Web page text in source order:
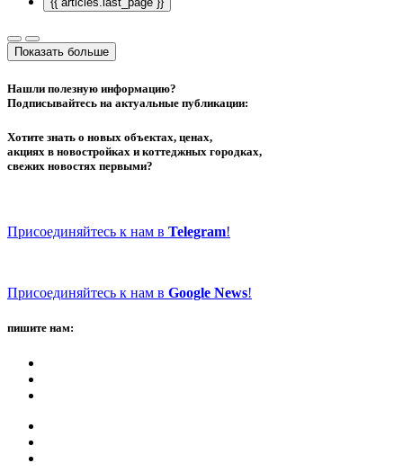
Показать больше
Нашли полезную информацию?
Подписывайтесь на актуальные публикации:
Хотите знать о новых объектах, ценах,
акциях в новостройках и коттеджных городках,
свежих новостях первыми?
Присоединяйтесь к нам в Telegram!
Присоединяйтесь к нам в Google News!
пишите нам: